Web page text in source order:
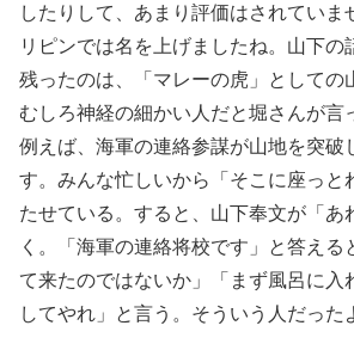
したりして、あまり評価はされていま
リピンでは名を上げましたね。山下の
残ったのは、「マレーの虎」としての
むしろ神経の細かい人だと堀さんが言
例えば、海軍の連絡参謀が山地を突破
す。みんな忙しいから「そこに座っと
たせている。すると、山下奉文が「あ
く。「海軍の連絡将校です」と答える
て来たのではないか」「まず風呂に入
してやれ」と言う。そういう人だった